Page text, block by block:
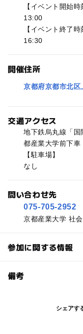
【イベント開始時
13:00
【イベント終了時
16:30
開催住所
京都府京都市北
交通アクセス
地下鉄烏丸線「
都産業大学前下車
【駐車場】
なし
問い合わせ先
075-705-2952
京都産業大学 社
参加に関する情報
予約/応募
備考
※掲載の情報は天
ることがあります
シェアす